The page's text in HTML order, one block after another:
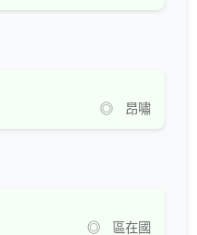
◎ 昂嘯
◎ 區在國